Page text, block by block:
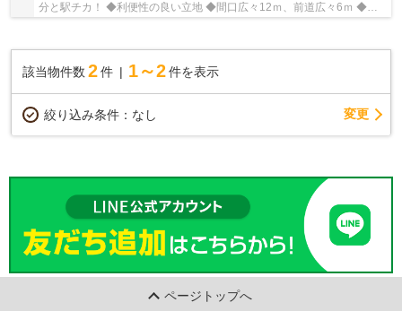
分と駅チカ！ ◆利便性の良い立地 ◆間口広々12ｍ、前道広々6ｍ ◆小
該当物件数 2件 1～2 件を表示
絞り込み条件： なし 変更
ページトップへ